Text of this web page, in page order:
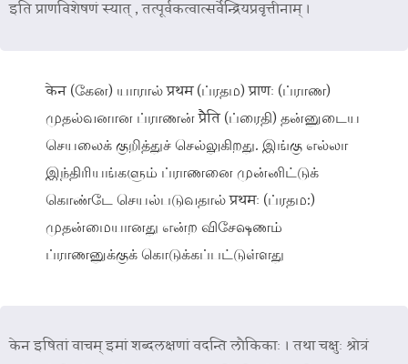
इति प्राणविशेषणं स्यात् , तत्पूर्वकत्वात्सर्वेन्द्रियप्रवृत्तीनाम् ।
केन (கேன) யாரால் प्रथम (ப்ரதம) प्राणः (ப்ராண)
முதல்வனான ப்ராணன் प्रैैति (ப்ரைதி) தன்னுடைய
செயலைக் குறித்துச் செல்லுகிறது. இங்கு எல்லா
இந்திரியங்களும் ப்ராணனை முன்னிட்டுக்
கொண்டே செயல்படுவதால் प्रथमः (ப்ரதம:)
முதன்மையானது என்ற விசேஷணம்
ப்ராணனுக்குக் கொடுக்கப்பட்டுள்ளது
केन इषितां वाचम् इमां शब्दलक्षणां वदन्ति लौकिकाः । तथा चक्षुः श्रोत्रं